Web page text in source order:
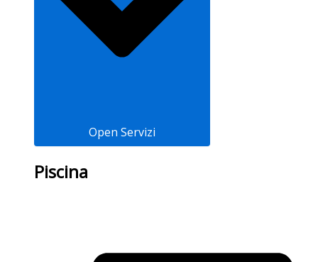
Open Servizi
Piscina